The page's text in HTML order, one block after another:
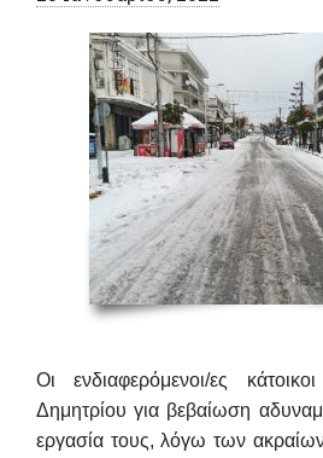
Οι ενδιαφερόμενοι/ες
Δημητρίου για βεβαίωση
εργασία τους, λόγω των